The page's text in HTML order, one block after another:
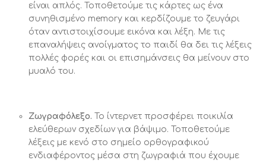
είναι απλός. Τοποθετούμε τις κάρτες ως ένα
συνηθισμένο memory και κερδίζουμε το ζευγάρι
όταν αντιστοιχίσουμε εικόνα και λέξη. Με τις
επαναλήψεις ανοίγματος το παιδί θα δει τις λέξεις
πολλές φορές και οι επισημάνσεις θα μείνουν στο
μυαλό του.
Ζωγραφόλεξο. Το ίντερνετ προσφέρει ποικιλία
ελεύθερων σχεδίων για βάψιμο. Τοποθετούμε
λέξεις με κενό στο σημείο ορθογραφικού
ενδιαφέροντος μέσα στη ζωγραφιά που έχουμε